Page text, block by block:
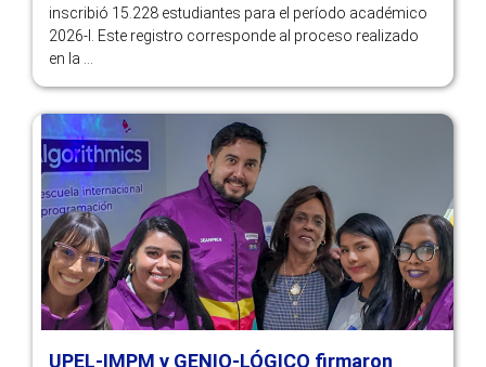
inscribió 15.228 estudiantes para el período académico
2026-I. Este registro corresponde al proceso realizado
en la …
UPEL-IMPM y GENIO-LÓGICO firmaron